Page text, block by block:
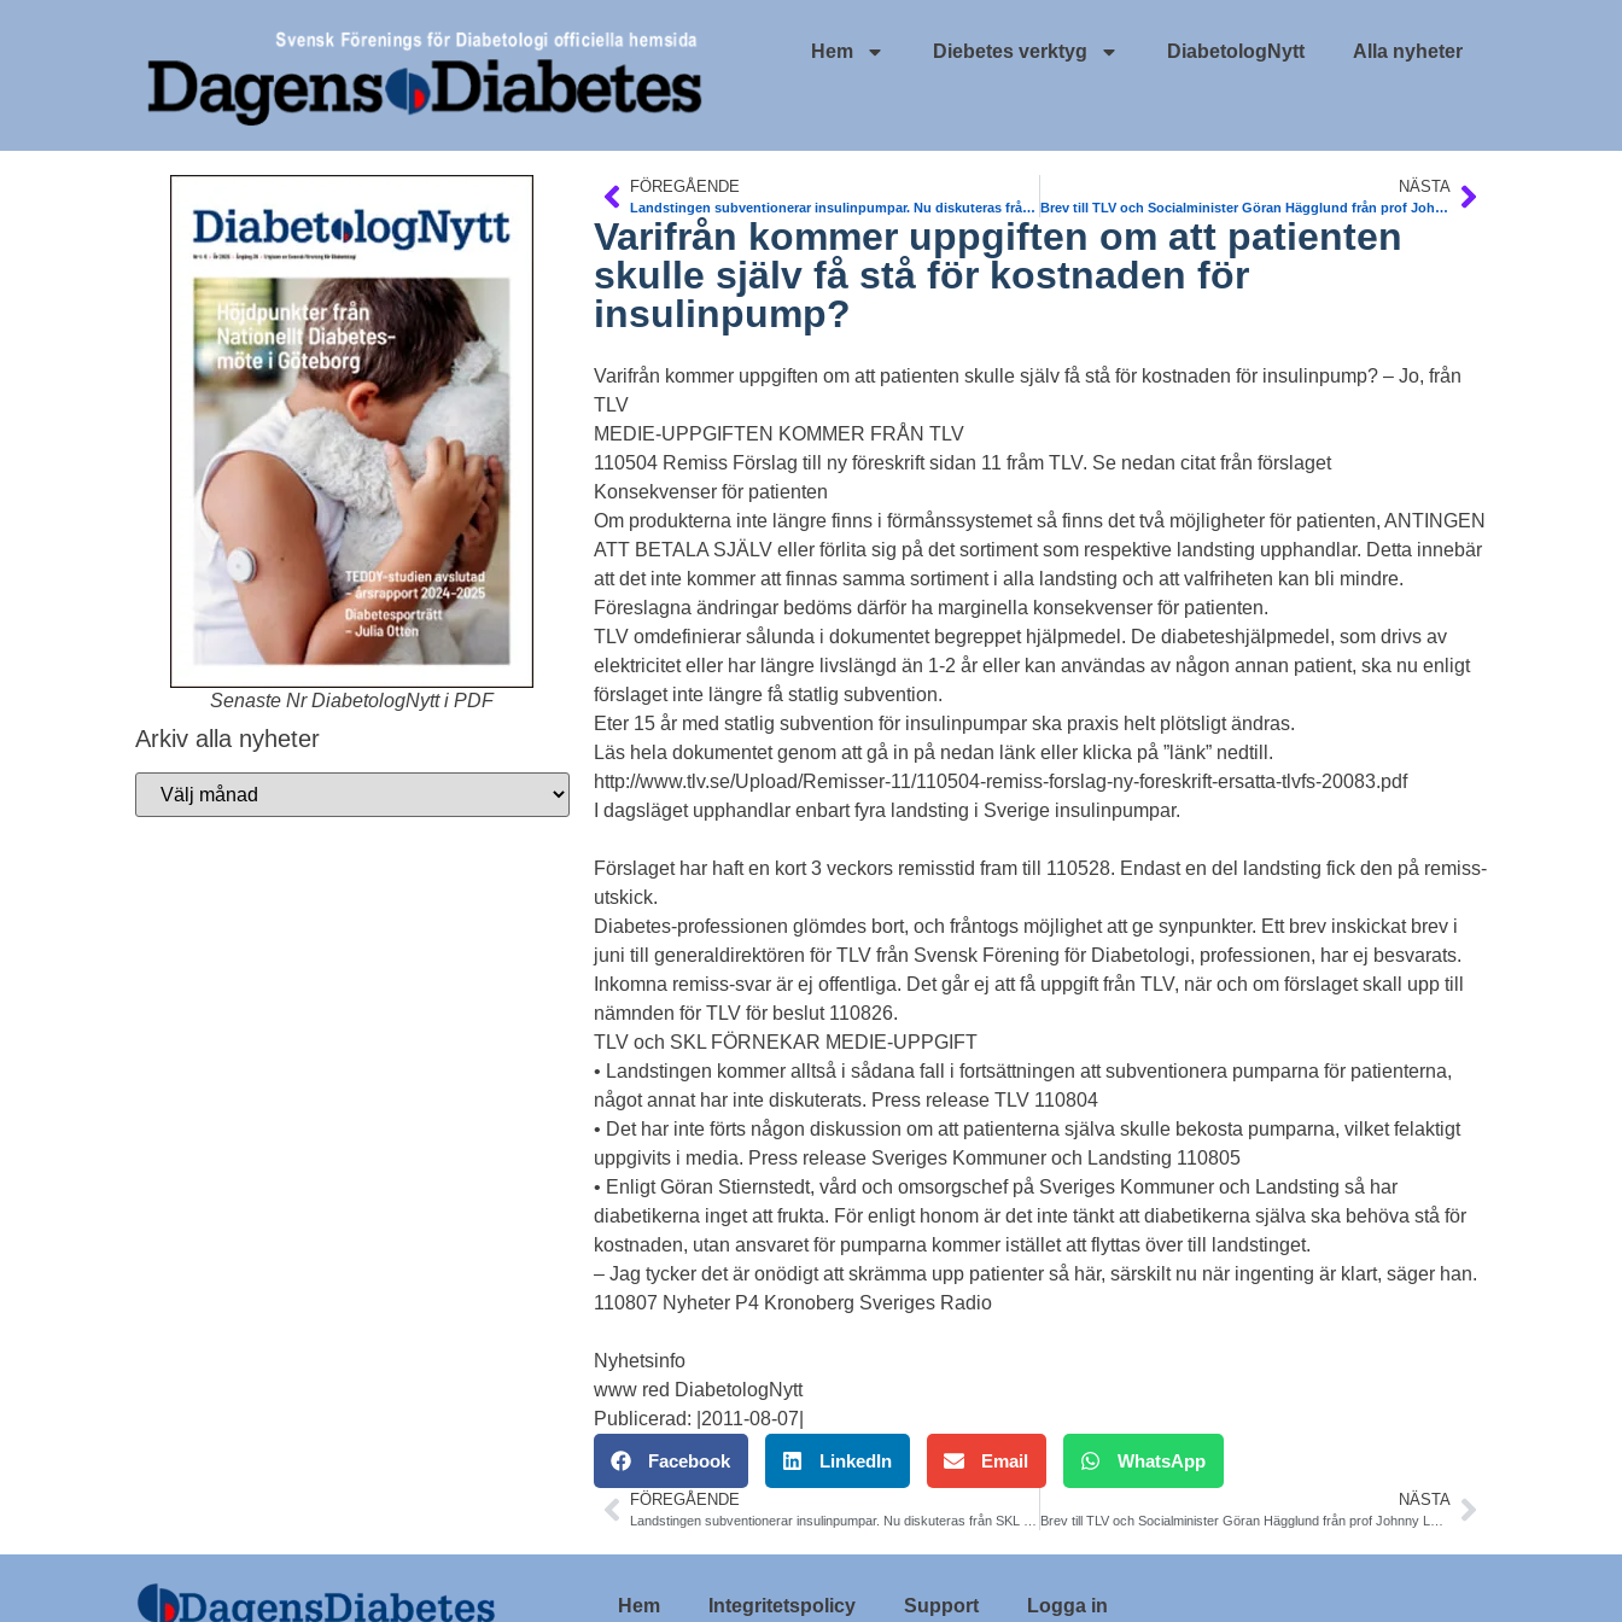
Hem Diebetes verktyg DiabetologNytt Alla nyheter
Senaste Nr DiabetologNytt i PDF
Arkiv alla nyheter
FÖREGÅENDE
Landstingen subventionerar insulinpumpar. Nu diskuteras från SKL utlåning av pumpar.
NÄSTA
Brev till TLV och Socialminister Göran Hägglund från prof Johnny Ludvigsson
Varifrån kommer uppgiften om att patienten
skulle själv få stå för kostnaden för
insulinpump?
Varifrån kommer uppgiften om att patienten skulle själv få stå för kostnaden för insulinpump? – Jo, från
TLV
MEDIE-UPPGIFTEN KOMMER FRÅN TLV
110504 Remiss Förslag till ny föreskrift sidan 11 fråm TLV. Se nedan citat från förslaget
Konsekvenser för patienten
Om produkterna inte längre finns i förmånssystemet så finns det två möjligheter för patienten, ANTINGEN
ATT BETALA SJÄLV eller förlita sig på det sortiment som respektive landsting upphandlar. Detta innebär
att det inte kommer att finnas samma sortiment i alla landsting och att valfriheten kan bli mindre.
Föreslagna ändringar bedöms därför ha marginella konsekvenser för patienten.
TLV omdefinierar sålunda i dokumentet begreppet hjälpmedel. De diabeteshjälpmedel, som drivs av
elektricitet eller har längre livslängd än 1-2 år eller kan användas av någon annan patient, ska nu enligt
förslaget inte längre få statlig subvention.
Eter 15 år med statlig subvention för insulinpumpar ska praxis helt plötsligt ändras.
Läs hela dokumentet genom att gå in på nedan länk eller klicka på ”länk” nedtill.
http://www.tlv.se/Upload/Remisser-11/110504-remiss-forslag-ny-foreskrift-ersatta-tlvfs-20083.pdf
I dagsläget upphandlar enbart fyra landsting i Sverige insulinpumpar.
Förslaget har haft en kort 3 veckors remisstid fram till 110528. Endast en del landsting fick den på remiss-
utskick.
Diabetes-professionen glömdes bort, och fråntogs möjlighet att ge synpunkter. Ett brev inskickat brev i
juni till generaldirektören för TLV från Svensk Förening för Diabetologi, professionen, har ej besvarats.
Inkomna remiss-svar är ej offentliga. Det går ej att få uppgift från TLV, när och om förslaget skall upp till
nämnden för TLV för beslut 110826.
TLV och SKL FÖRNEKAR MEDIE-UPPGIFT
• Landstingen kommer alltså i sådana fall i fortsättningen att subventionera pumparna för patienterna,
något annat har inte diskuterats. Press release TLV 110804
• Det har inte förts någon diskussion om att patienterna själva skulle bekosta pumparna, vilket felaktigt
uppgivits i media. Press release Sveriges Kommuner och Landsting 110805
• Enligt Göran Stiernstedt, vård och omsorgschef på Sveriges Kommuner och Landsting så har
diabetikerna inget att frukta. För enligt honom är det inte tänkt att diabetikerna själva ska behöva stå för
kostnaden, utan ansvaret för pumparna kommer istället att flyttas över till landstinget.
– Jag tycker det är onödigt att skrämma upp patienter så här, särskilt nu när ingenting är klart, säger han.
110807 Nyheter P4 Kronoberg Sveriges Radio
Nyhetsinfo
www red DiabetologNytt
Publicerad: |2011-08-07|
Facebook LinkedIn Email WhatsApp
FÖREGÅENDE
Landstingen subventionerar insulinpumpar. Nu diskuteras från SKL utlåning av pumpar.
NÄSTA
Brev till TLV och Socialminister Göran Hägglund från prof Johnny Ludvigsson
Hem Integritetspolicy Support Logga in